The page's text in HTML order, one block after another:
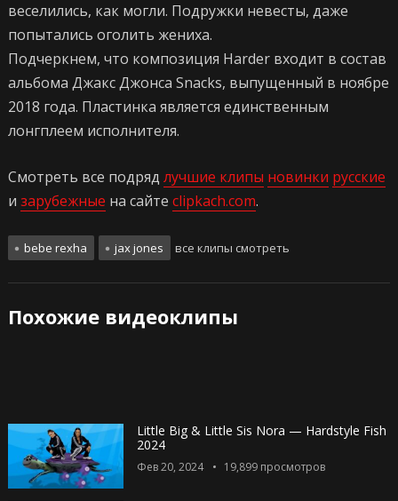
веселились, как могли. Подружки невесты, даже
попытались оголить жениха.
Подчеркнем, что композиция Harder входит в состав
альбома Джакс Джонса Snacks, выпущенный в ноябре
2018 года. Пластинка является единственным
лонгплеем исполнителя.
Смотреть все подряд лучшие клипы новинки русские
и зарубежные на сайте clipkach.com.
bebe rexha jax jones все клипы смотреть
Похожие видеоклипы
Little Big & Little Sis Nora — Hardstyle Fish
2024
Фев 20, 2024 19,899просмотров